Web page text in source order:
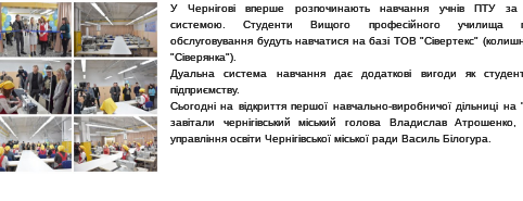
У Чернігові вперше розпочинають навчання учнів ПТУ за
системою. Студенти Вищого професійного училища
обслуговування будуть навчатися на базі ТОВ "Сівертекс"
"Сіверянка").
Дуальна система навчання дає додаткові вигоди як
підприємству.
Сьогодні на відкриття першої навчально-виробничої дільниці на
завітали чернігівський міський голова Владислав Атрошенко,
управління освіти Чернігівської міської ради Василь Білогура.